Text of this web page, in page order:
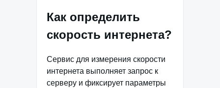
Как определить
скорость интернета?
Сервис для измерения скорости
интернета выполняет запрос к
серверу и фиксирует параметры